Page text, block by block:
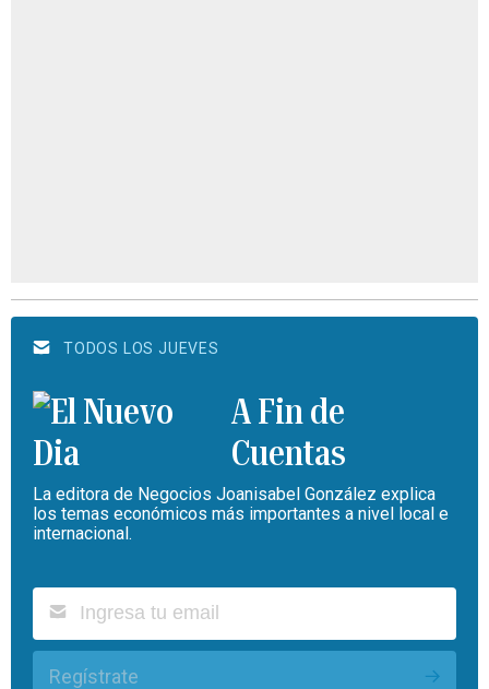
TODOS LOS JUEVES
A Fin de
Cuentas
La editora de Negocios Joanisabel González explica
los temas económicos más importantes a nivel local e
internacional.
Regístrate